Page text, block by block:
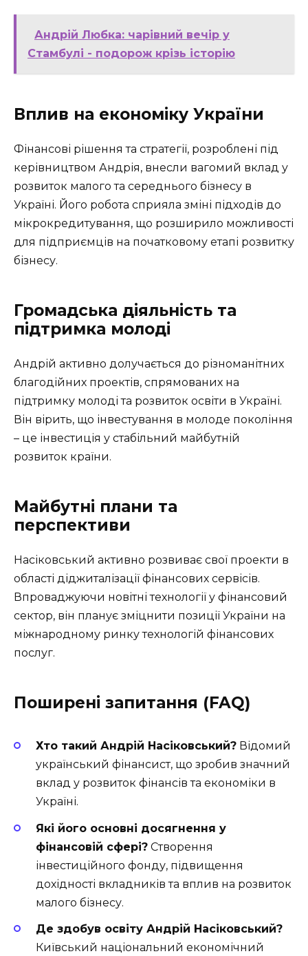
Андрій Любка: чарівний вечір у
Стамбулі - подорож крізь історію
Вплив на економіку України
Фінансові рішення та стратегії, розроблені під
керівництвом Андрія, внесли вагомий вклад у
розвиток малого та середнього бізнесу в
Україні. Його робота сприяла зміні підходів до
мікрокредитування, що розширило можливості
для підприємців на початковому етапі розвитку
бізнесу.
Громадська діяльність та
підтримка молоді
Андрій активно долучається до різноманітних
благодійних проектів, спрямованих на
підтримку молоді та розвиток освіти в Україні.
Він вірить, що інвестування в молоде покоління
– це інвестиція у стабільний майбутній
розвиток країни.
Майбутні плани та
перспективи
Насіковський активно розвиває свої проекти в
області діджиталізації фінансових сервісів.
Впроваджуючи новітні технології у фінансовий
сектор, він планує зміцнити позиції України на
міжнародному ринку технологій фінансових
послуг.
Поширені запитання (FAQ)
Хто такий Андрій Насіковський? Відомий
український фінансист, що зробив значний
вклад у розвиток фінансів та економіки в
Україні.
Які його основні досягнення у
фінансовій сфері? Створення
інвестиційного фонду, підвищення
дохідності вкладників та вплив на розвиток
малого бізнесу.
Де здобув освіту Андрій Насіковський?
Київський національний економічний